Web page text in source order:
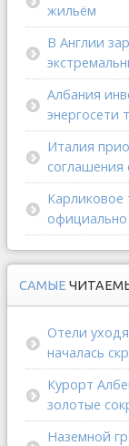
жильём
В Англии
Албания
энергосети
Италия
соглашения
Карликовое
официально
САМЫЕ
Отели
началась
Курорт
золотые
Наземной